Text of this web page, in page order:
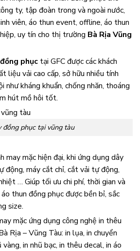
ty, tập đoàn trong và ngoài nước,
viên, áo thun event, offline, áo thun
uy tín cho thị trường Bà Rịa Vũng
phục tại GFC được các khách
liệu vải cao cấp, sở hữu nhiều tính
như kháng khuẩn, chống nhăn, thoáng
hút mồ hôi tốt.
đồng phục tại vũng tàu
may mặc hiện đại, khi ứng dụng dây
động, máy cắt chỉ, cắt vải tự động,
… Giúp tối ưu chi phí, thời gian và
thun đồng phục được bền bỉ, sắc
size.
mặc ứng dụng công nghệ in thêu
Rịa – Vũng Tàu: in lụa, in chuyển
vàng, in nhũ bạc, in thêu decal, in áo